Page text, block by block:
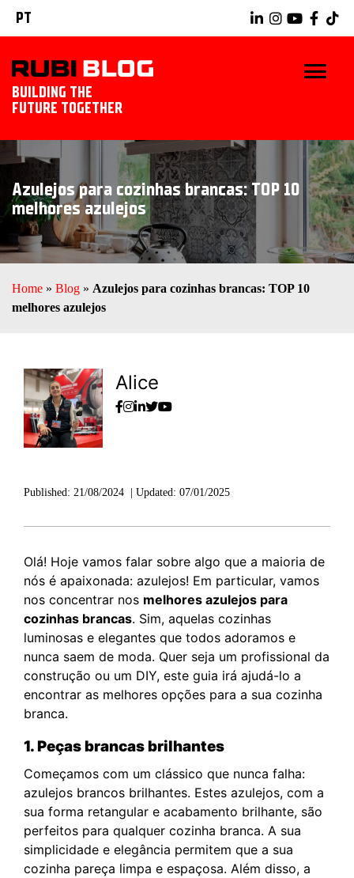
PT
BUILDING THE
FUTURE TOGETHER
INÍCIO
DICAS E TRUQUES
IDÉIAS TILING
EXPLORAR RUBI
Azulejos para cozinhas brancas: TOP 10
melhores azulejos
Home » Blog » Azulejos para cozinhas brancas: TOP 10
melhores azulejos
Alice
Published: 21/08/2024 Updated: 07/01/2025
Olá! Hoje vamos falar sobre algo que a maioria de
nós é apaixonada: azulejos! Em particular, vamos
nos concentrar nos melhores azulejos para
cozinhas brancas. Sim, aquelas cozinhas
luminosas e elegantes que todos adoramos e
nunca saem de moda. Quer seja um profissional da
construção ou um DIY, este guia irá ajudá-lo a
encontrar as melhores opções para a sua cozinha
branca.
1. Peças brancas brilhantes
Começamos com um clássico que nunca falha:
azulejos brancos brilhantes. Estes azulejos, com a
sua forma retangular e acabamento brilhante, são
perfeitos para qualquer cozinha branca. A sua
simplicidade e elegância permitem que a sua
cozinha pareça limpa e espaçosa. Além disso, a